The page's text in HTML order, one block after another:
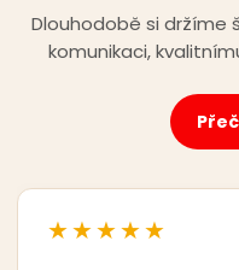
Dlouhodobě si držíme
komunikaci,
★★★★★